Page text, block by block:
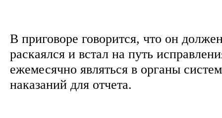
В приговоре говорится, что он
раскаялся и встал на путь
ежемесячно являться в органы
наказаний для отчета.